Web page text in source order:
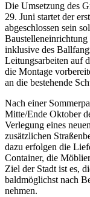
Die Umsetzung des
29. Juni startet der
abgeschlossen sein
inklusive des
Leitungsarbeiten auf
die Montage
an die bestehende
Nach einer
Mitte/Ende Oktober
Verlegung eines
zusätzlichen
dazu erfolgen die
Container, die
Ziel der Stadt ist es,
baldmöglichst nach
nehmen.